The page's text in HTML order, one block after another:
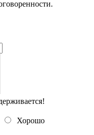
Хорошо